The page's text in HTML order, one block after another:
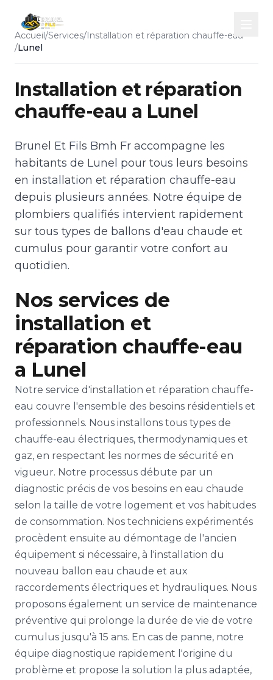
Accueil/Services/Installation et réparation chauffe-eau
/Lunel
Installation et réparation
chauffe-eau a Lunel
Brunel Et Fils Bmh Fr accompagne les
habitants de Lunel pour tous leurs besoins
en installation et réparation chauffe-eau
depuis plusieurs années. Notre équipe de
plombiers qualifiés intervient rapidement
sur tous types de ballons d'eau chaude et
cumulus pour garantir votre confort au
quotidien.
Nos services de
installation et
réparation chauffe-eau
a Lunel
Notre service d'installation et réparation chauffe-
eau couvre l'ensemble des besoins résidentiels et
professionnels. Nous installons tous types de
chauffe-eau électriques, thermodynamiques et
gaz, en respectant les normes de sécurité en
vigueur. Notre processus débute par un
diagnostic précis de vos besoins en eau chaude
selon la taille de votre logement et vos habitudes
de consommation. Nos techniciens expérimentés
procèdent ensuite au démontage de l'ancien
équipement si nécessaire, à l'installation du
nouveau ballon eau chaude et aux
raccordements électriques et hydrauliques. Nous
proposons également un service de maintenance
préventive qui prolonge la durée de vie de votre
cumulus jusqu'à 15 ans. En cas de panne, notre
équipe diagnostique rapidement l'origine du
problème et propose la solution la plus adaptée,